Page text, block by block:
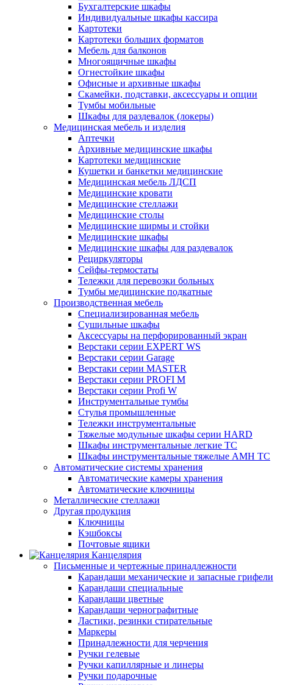
Бухгалтерские шкафы
Индивидуальные шкафы кассира
Картотеки
Картотеки больших форматов
Мебель для балконов
Многоящичные шкафы
Огнестойкие шкафы
Офисные и архивные шкафы
Скамейки, подставки, аксессуары и опции
Тумбы мобильные
Шкафы для раздевалок (локеры)
Медицинская мебель и изделия
Аптечки
Архивные медицинские шкафы
Картотеки медицинские
Кушетки и банкетки медицинские
Медицинская мебель ЛДСП
Медицинские кровати
Медицинские стеллажи
Медицинские столы
Медицинские ширмы и стойки
Медицинские шкафы
Медицинские шкафы для раздевалок
Рециркуляторы
Сейфы-термостаты
Тележки для перевозки больных
Тумбы медицинские подкатные
Производственная мебель
Cпециализированная мебель
Cушильные шкафы
Аксессуары на перфорированный экран
Верстаки серии EXPERT WS
Верстаки серии Garage
Верстаки серии MASTER
Верстаки серии PROFI M
Верстаки серии Profi W
Инструментальные тумбы
Стулья промышленные
Тележки инструментальные
Тяжелые модульные шкафы серии HARD
Шкафы инструментальные легкие ТС
Шкафы инструментальные тяжелые AMH TC
Автоматические системы хранения
Автоматические камеры хранения
Автоматические ключницы
Металлические стеллажи
Другая продукция
Ключницы
Кэшбоксы
Почтовые ящики
Канцелярия
Письменные и чертежные принадлежности
Карандаши механические и запасные грифели
Карандаши специальные
Карандаши цветные
Карандаши чернографитные
Ластики, резинки стирательные
Маркеры
Принадлежности для черчения
Ручки гелевые
Ручки капиллярные и линеры
Ручки подарочные